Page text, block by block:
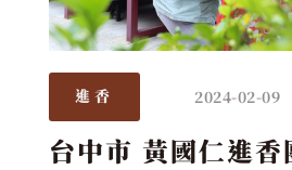
進香 2024-02-09
台中市 黃國仁進香